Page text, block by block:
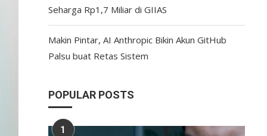
Seharga Rp1,7 Miliar di GIIAS
Makin Pintar, AI Anthropic Bikin Akun GitHub
Palsu buat Retas Sistem
POPULAR POSTS
1